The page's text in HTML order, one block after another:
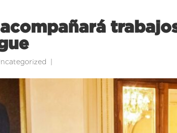
acompañará